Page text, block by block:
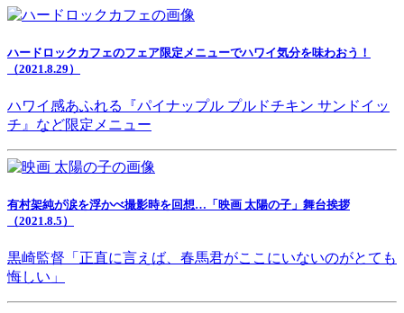
ハードロックカフェのフェア限定メニューでハワイ気分を味わおう！
（2021.8.29）
ハワイ感あふれる『パイナップル プルドチキン サンドイッ
チ』など限定メニュー
有村架純が涙を浮かべ撮影時を回想…「映画 太陽の子」舞台挨拶
（2021.8.5）
黒崎監督「正直に言えば、春馬君がここにいないのがとても
悔しい」